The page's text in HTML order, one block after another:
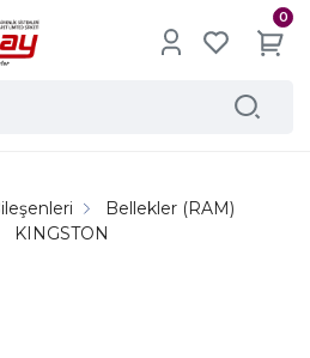
0
Bellekler (RAM)
KINGSTON